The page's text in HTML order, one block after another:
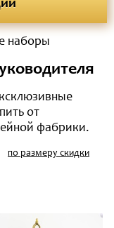
наборы
от
фабрики.
по размеру скидки